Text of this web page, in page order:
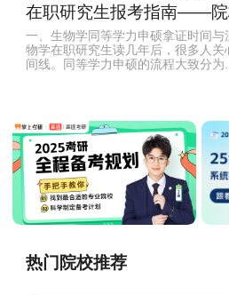
在职研究生报考指南——院
一、生物学同等学力申硕拿证时
物学在职研究生读几年后，很多人
间线。同等学力申硕的流程大致分为
热门院校推荐